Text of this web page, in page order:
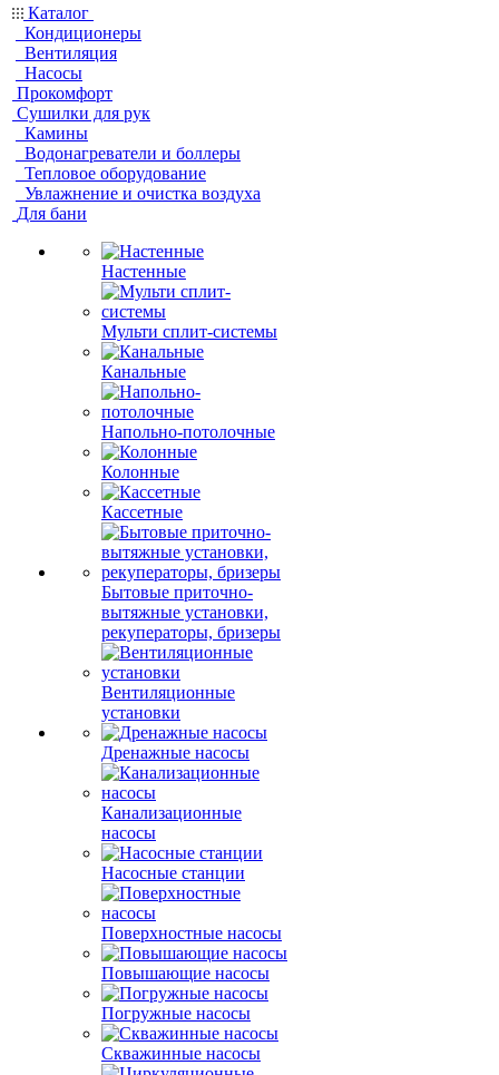
Каталог
Кондиционеры
Вентиляция
Насосы
Прокомфорт
Сушилки для рук
Камины
Водонагреватели и боллеры
Тепловое оборудование
Увлажнение и очистка воздуха
Для бани
Настенные
Мульти сплит-системы
Канальные
Напольно-потолочные
Колонные
Кассетные
Бытовые приточно-
вытяжные установки,
рекуператоры, бризеры
Вентиляционные
установки
Дренажные насосы
Канализационные
насосы
Насосные станции
Поверхностные насосы
Повышающие насосы
Погружные насосы
Скважинные насосы